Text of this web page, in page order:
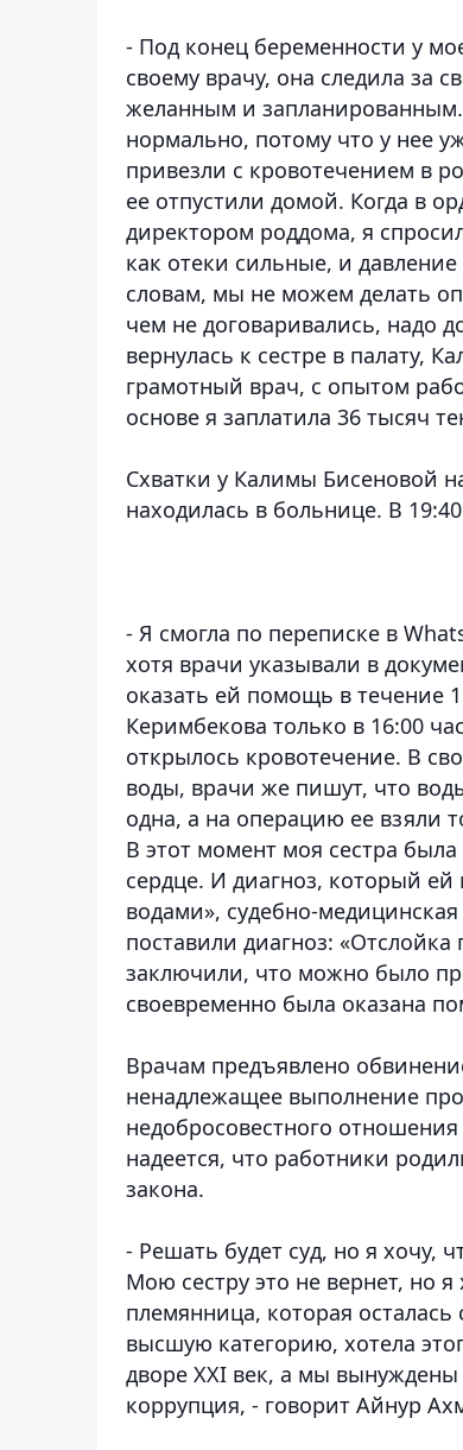
- Под конец беременности у
своему врачу, она следила за
желанным и
нормально, потому что у нее
привезли с кровотечением в
ее отпустили домой. Когда в
директором роддома, я
как отеки сильные, и
словам, мы не можем делать
чем не договаривались, надо
вернулась к сестре в палату,
грамотный врач, с опытом
основе я заплатила 36 тысяч
Схватки у Калимы Бисеновой
находилась в больнице. В
- Я смогла по переписке в
хотя врачи указывали в
оказать ей помощь в течение
Керимбекова только в 16:00
открылось кровотечение. В
воды, врачи же пишут, что
одна, а на операцию ее взяли
В этот момент моя сестра
сердце. И диагноз, который
водами», судебно-
поставили диагноз:
заключили, что можно было
своевременно была оказана
Врачам предъявлено
ненадлежащее выполнение
недобросовестного
надеется, что работники
закона.
- Решать будет суд, но я хочу,
Мою сестру это не вернет, но
племянница, которая
высшую категорию, хотела
дворе XXI век, а мы вынуждены
коррупция, - говорит Айнур